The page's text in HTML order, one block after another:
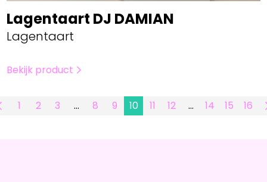
Lagentaart DJ DAMIAN
Lagentaart
Bekijk product
1 2 3 … 8 9 10 11 12 … 14 15 16